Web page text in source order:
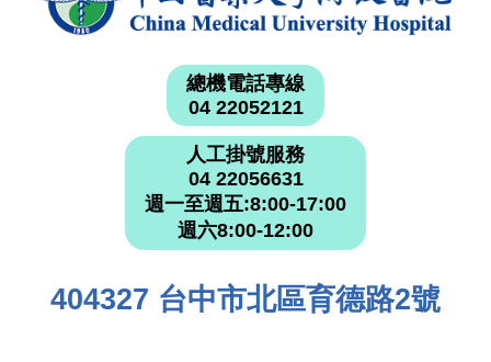
總機電話專線
04 22052121
人工掛號服務
04 22056631
週一至週五:8:00-17:00
週六8:00-12:00
404327 台中市北區育德路2號